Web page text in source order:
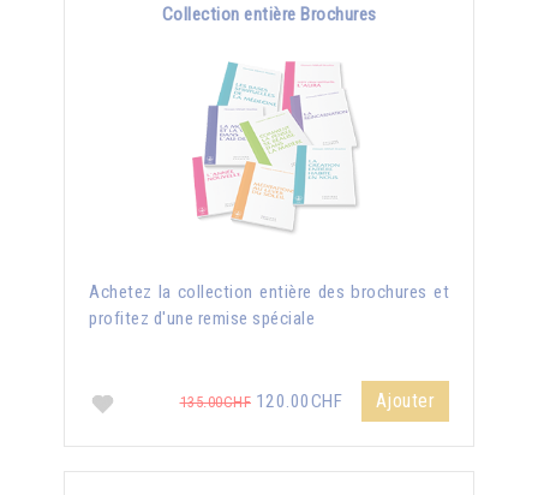
Collection entière Brochures
Achetez la collection entière des brochures et
profitez d'une remise spéciale
135.00CHF 120.00CHF Ajouter